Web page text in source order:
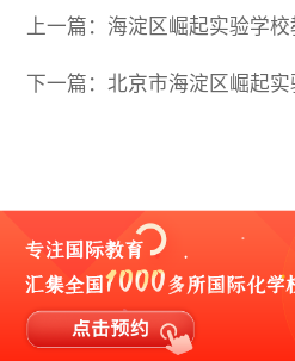
上一篇：海淀区崛起实验学